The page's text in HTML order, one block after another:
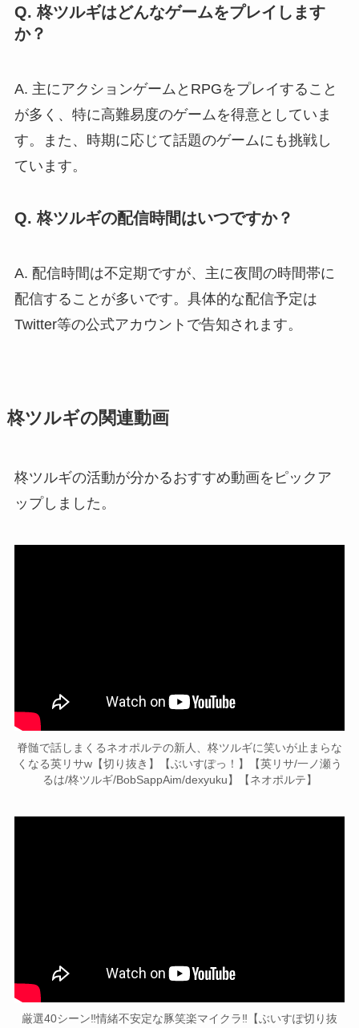
Q. 柊ツルギはどんなゲームをプレイします
か？
A. 主にアクションゲームとRPGをプレイすること
が多く、特に高難易度のゲームを得意としていま
す。また、時期に応じて話題のゲームにも挑戦し
ています。
Q. 柊ツルギの配信時間はいつですか？
A. 配信時間は不定期ですが、主に夜間の時間帯に
配信することが多いです。具体的な配信予定は
Twitter等の公式アカウントで告知されます。
柊ツルギの関連動画
柊ツルギの活動が分かるおすすめ動画をピックア
ップしました。
脊髄で話しまくるネオポルテの新人、柊ツルギに笑いが止まらな
くなる英リサw【切り抜き】【ぶいすぽっ！】【英リサ/一ノ瀬う
るは/柊ツルギ/BobSappAim/dexyuku】【ネオポルテ】
厳選40シーン‼情緒不安定な豚笑楽マイクラ‼【ぶいすぽ切り抜